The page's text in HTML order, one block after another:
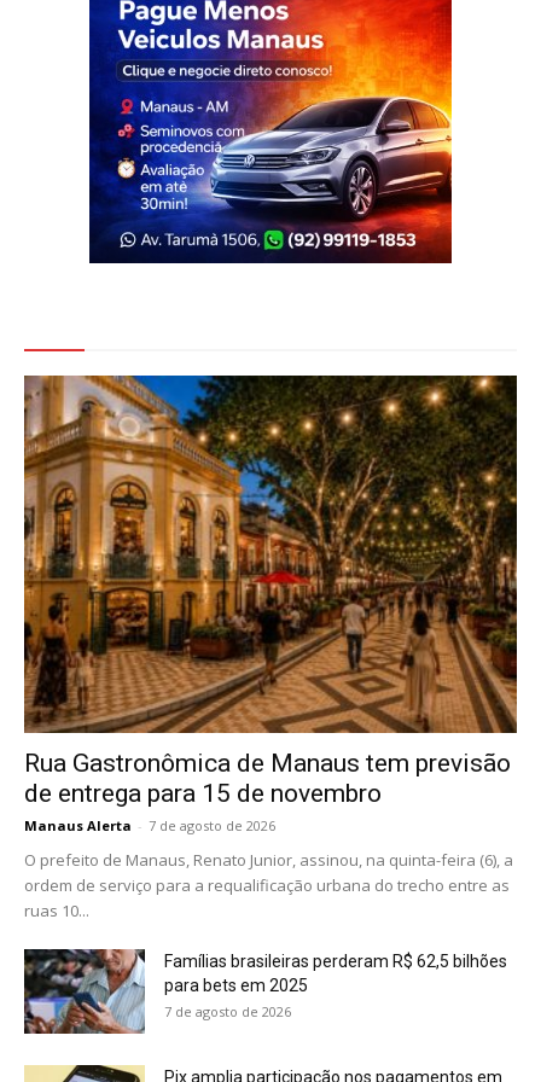
Rua Gastronômica de Manaus tem previsão
de entrega para 15 de novembro
Manaus Alerta - 7 de agosto de 2026
O prefeito de Manaus, Renato Junior, assinou, na quinta-feira (6), a
ordem de serviço para a requalificação urbana do trecho entre as
ruas 10...
Famílias brasileiras perderam R$ 62,5 bilhões
para bets em 2025
7 de agosto de 2026
Pix amplia participação nos pagamentos em